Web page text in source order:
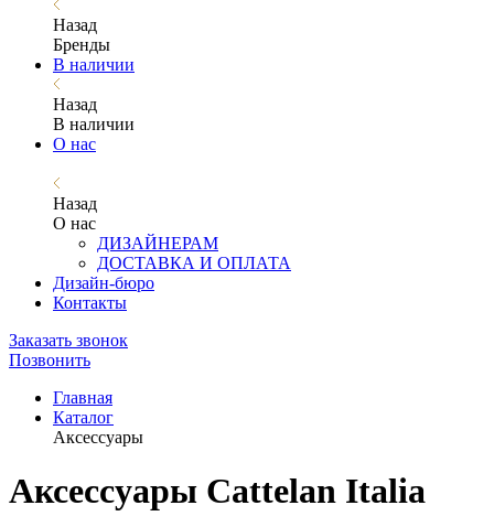
Назад
Бренды
В наличии
Назад
В наличии
О нас
Назад
О нас
ДИЗАЙНЕРАМ
ДОСТАВКА И ОПЛАТА
Дизайн-бюро
Контакты
Заказать звонок
Позвонить
Главная
Каталог
Аксессуары
Аксессуары Cattelan Italia